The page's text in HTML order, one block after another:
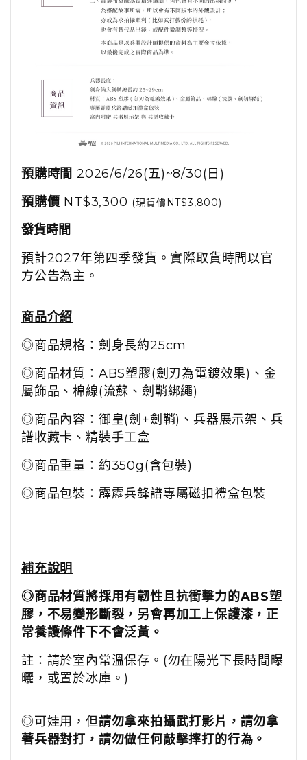
預購時間 2026/6/26(五)~8/30(日)
預購價 NT$3,300 (現貨價NT$3,800)
發貨時間
預計2027年第四季發貨。實際取貨時間以官
方公告為主。
商品介紹
◎商品規格：劍身長約25cm
◎商品材質：ABS塑膠(劍刃為電鍍效果)、金
屬飾品、棉線(流蘇、劍鞘綁繩)
◎商品內容：御皇(劍+劍鞘)、兵器展示架、兵
譜收藏卡、精裝手工盒
◎商品重量：約350g(含包裝)
◎商品包裝：霹靂兵鋒譜專屬磁扣禮盒包裝
補充說明
◎商品材質將採用有韌性且抗衝擊力的ABS塑
膠，不易變形斷裂，另會再加工上保護漆，正
常養護條件下不會泛黃。
註：請於室內常溫保存。(勿在陽光下長時間曝
曬，或置於冰庫。)
◎可娃用，但請勿拿來拍攝武打影片，請勿拿
著兵器對打，請勿做任何敲擊摔打的行為。